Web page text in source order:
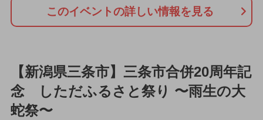
このイベントの詳しい情報を見る
【新潟県三条市】三条市合併20周年記
念 しただふるさと祭り 〜雨生の大
蛇祭〜